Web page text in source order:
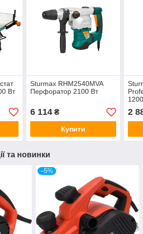
Вт
Sturmax RHM2540MVA
Перфоратор 2100 Вт
6 114₴
Купити
2
та новинки
–5%